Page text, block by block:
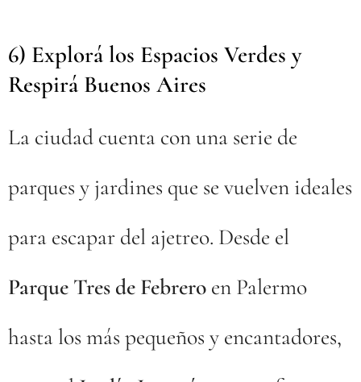
6) Explorá los Espacios Verdes y
Respirá Buenos Aires
La ciudad cuenta con una serie de
parques y jardines que se vuelven ideales
para escapar del ajetreo. Desde el
Parque Tres de Febrero en Palermo
hasta los más pequeños y encantadores,